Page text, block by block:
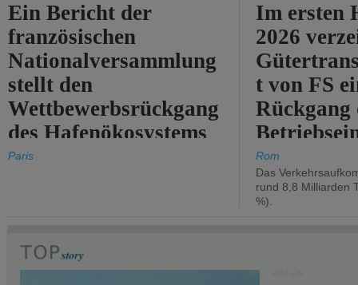
Ein Bericht der
französischen
Nationalversammlung
stellt den
Wettbewerbsrückgang
des Hafenökosystems
des Staates fest.
Paris
Im ersten
2026
t von FS
Rückgang
um 2,7 %.
Rom
Das
rund 8,8 Milliarden
%).